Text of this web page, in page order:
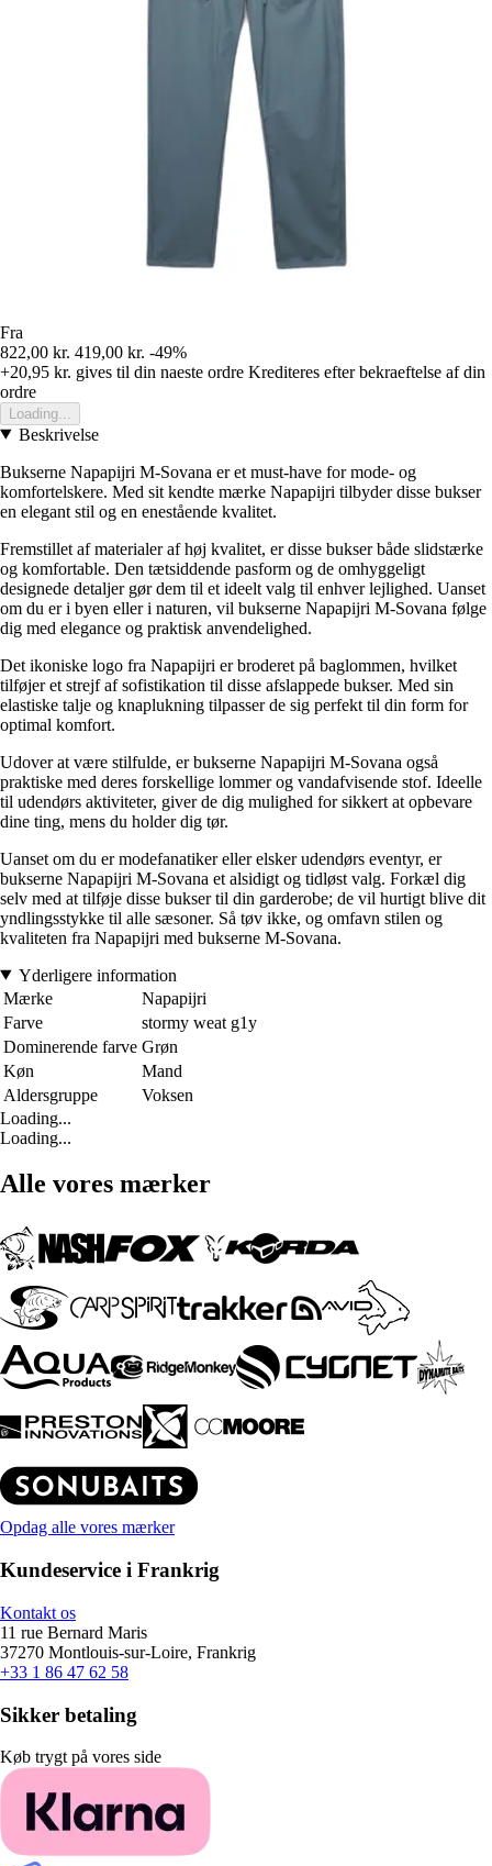
Fra
822,00 kr. 419,00 kr. -49%
+20,95 kr. gives til din naeste ordre Krediteres efter bekraeftelse af din
ordre
Loading...
Beskrivelse
Bukserne Napapijri M-Sovana er et must-have for mode- og
komfortelskere. Med sit kendte mærke Napapijri tilbyder disse bukser
en elegant stil og en enestående kvalitet.
Fremstillet af materialer af høj kvalitet, er disse bukser både slidstærke
og komfortable. Den tætsiddende pasform og de omhyggeligt
designede detaljer gør dem til et ideelt valg til enhver lejlighed. Uanset
om du er i byen eller i naturen, vil bukserne Napapijri M-Sovana følge
dig med elegance og praktisk anvendelighed.
Det ikoniske logo fra Napapijri er broderet på baglommen, hvilket
tilføjer et strejf af sofistikation til disse afslappede bukser. Med sin
elastiske talje og knaplukning tilpasser de sig perfekt til din form for
optimal komfort.
Udover at være stilfulde, er bukserne Napapijri M-Sovana også
praktiske med deres forskellige lommer og vandafvisende stof. Ideelle
til udendørs aktiviteter, giver de dig mulighed for sikkert at opbevare
dine ting, mens du holder dig tør.
Uanset om du er modefanatiker eller elsker udendørs eventyr, er
bukserne Napapijri M-Sovana et alsidigt og tidløst valg. Forkæl dig
selv med at tilføje disse bukser til din garderobe; de vil hurtigt blive dit
yndlingsstykke til alle sæsoner. Så tøv ikke, og omfavn stilen og
kvaliteten fra Napapijri med bukserne M-Sovana.
Yderligere information
Mærke
Napapijri
Farve
stormy weat g1y
Dominerende farve Grøn
Køn
Mand
Aldersgruppe
Voksen
Loading...
Loading...
Alle vores mærker
Opdag alle vores mærker
Kundeservice i Frankrig
Kontakt os
11 rue Bernard Maris
37270 Montlouis-sur-Loire, Frankrig
+33 1 86 47 62 58
Sikker betaling
Køb trygt på vores side